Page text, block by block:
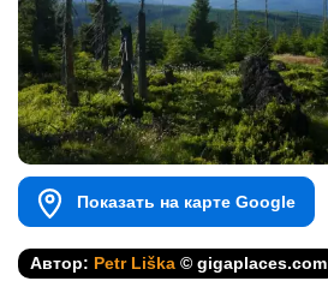
Показать на карте Google
Автор: Petr Liška © gigaplaces.com